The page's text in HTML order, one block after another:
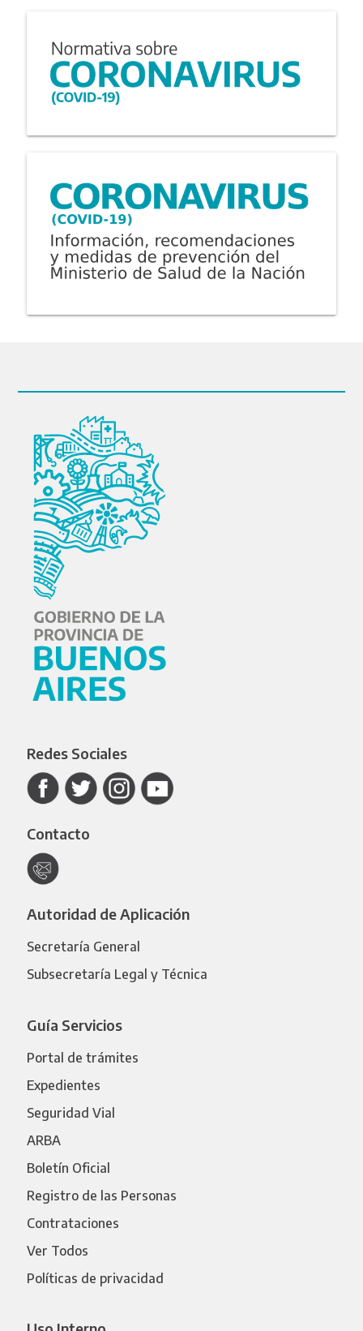
Redes Sociales
Contacto
Autoridad de Aplicación
Secretaría General
Subsecretaría Legal y Técnica
Guía Servicios
Portal de trámites
Expedientes
Seguridad Vial
ARBA
Boletín Oficial
Registro de las Personas
Contrataciones
Ver Todos
Políticas de privacidad